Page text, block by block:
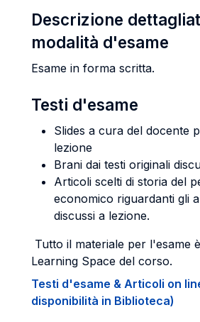
Descrizione
modalità d'esame
Esame in forma scritta.
Testi d'esame
Slides a cura del docente
lezione
Brani dai testi originali
Articoli scelti di storia del
economico riguardanti gli
discussi a lezione.
Tutto il materiale per l'esame
Learning Space del corso.
Testi d'esame & Articoli on
disponibilità in Biblioteca)